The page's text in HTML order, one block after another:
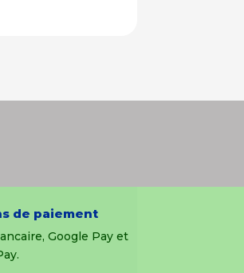
de paiement
Google Pay et